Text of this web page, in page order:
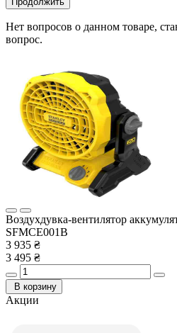
Нет вопросов о данном товаре,
вопрос.
Воздухдувка-вентилятор
SFMCE001B
3 935 ₴
3 495 ₴
В корзину
Акции